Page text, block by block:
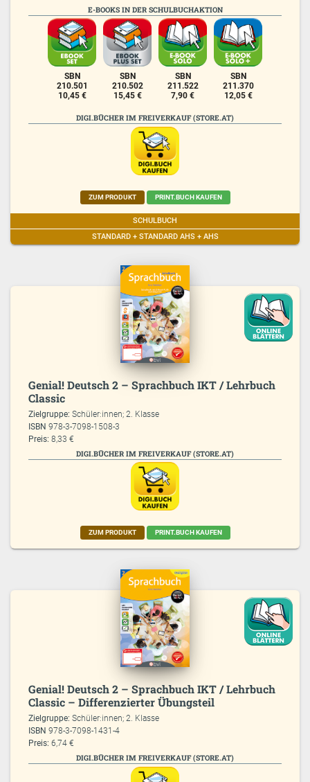
E-BOOKS IN DER SCHULBUCHAKTION
SBN
210.501
10,45 €
SBN
210.502
15,45 €
SBN
211.522
7,90 €
SBN
211.370
12,05 €
DIGI.BÜCHER IM FREIVERKAUF (STORE.AT)
ZUM PRODUKT PRINT.BUCH KAUFEN
SCHULBUCH
STANDARD + STANDARD AHS + AHS
Genial! Deutsch 2 – Sprachbuch IKT / Lehrbuch
Classic
Zielgruppe:Schüler:innen; 2. Klasse
ISBN978-3-7098-1508-3
Preis: 8,33 €
DIGI.BÜCHER IM FREIVERKAUF (STORE.AT)
ZUM PRODUKT PRINT.BUCH KAUFEN
Genial! Deutsch 2 – Sprachbuch IKT / Lehrbuch
Classic – Differenzierter Übungsteil
Zielgruppe:Schüler:innen; 2. Klasse
ISBN978-3-7098-1431-4
Preis: 6,74 €
DIGI.BÜCHER IM FREIVERKAUF (STORE.AT)